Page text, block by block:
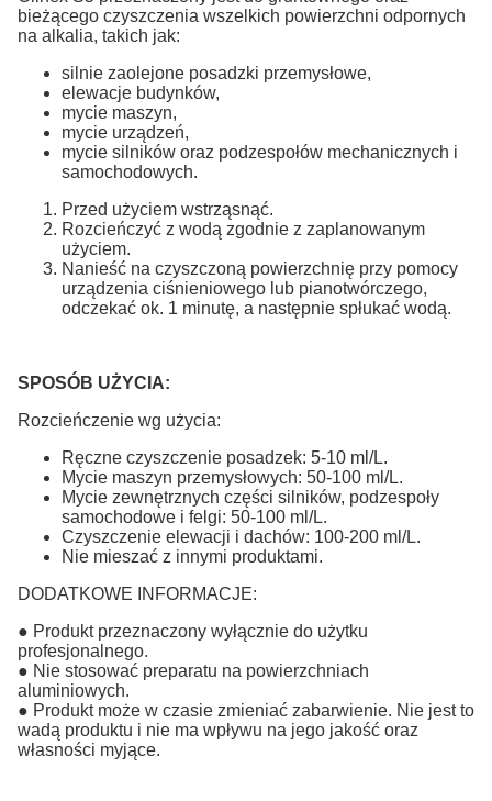
bieżącego czyszczenia wszelkich powierzchni odpornych
na alkalia, takich jak:
silnie zaolejone posadzki przemysłowe,
elewacje budynków,
mycie maszyn,
mycie urządzeń,
mycie silników oraz podzespołów mechanicznych i
samochodowych.
Przed użyciem wstrząsnąć.
Rozcieńczyć z wodą zgodnie z zaplanowanym
użyciem.
Nanieść na czyszczoną powierzchnię przy pomocy
urządzenia ciśnieniowego lub pianotwórczego,
odczekać ok. 1 minutę, a następnie spłukać wodą.
SPOSÓB UŻYCIA:
Rozcieńczenie wg użycia:
Ręczne czyszczenie posadzek: 5-10 ml/L.
Mycie maszyn przemysłowych: 50-100 ml/L.
Mycie zewnętrznych części silników, podzespoły
samochodowe i felgi: 50-100 ml/L.
Czyszczenie elewacji i dachów: 100-200 ml/L.
Nie mieszać z innymi produktami.
DODATKOWE INFORMACJE:
● Produkt przeznaczony wyłącznie do użytku
profesjonalnego.
● Nie stosować preparatu na powierzchniach
aluminiowych.
● Produkt może w czasie zmieniać zabarwienie. Nie jest to
wadą produktu i nie ma wpływu na jego jakość oraz
własności myjące.